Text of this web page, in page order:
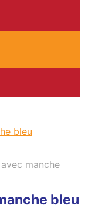
manche
bleu